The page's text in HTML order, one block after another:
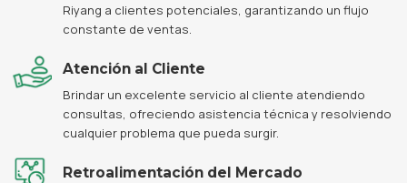
Riyang a clientes potenciales, garantizando un flujo
constante de ventas.
Atención al Cliente
Brindar un excelente servicio al cliente atendiendo
consultas, ofreciendo asistencia técnica y resolviendo
cualquier problema que pueda surgir.
Retroalimentación del Mercado